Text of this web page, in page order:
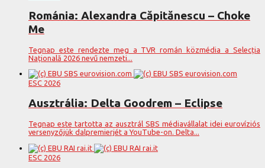
Románia: Alexandra Căpitănescu – Choke
Me
Tegnap este rendezte meg a TVR román közmédia a Selecția
Națională 2026 nevű nemzeti...
ESC 2026
Ausztrália: Delta Goodrem – Eclipse
Tegnap este tartotta az ausztrál SBS médiavállalat idei eurovíziós
versenyzőjük dalpremierjét a YouTube-on. Delta...
ESC 2026